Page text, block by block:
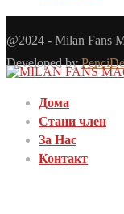
@2024 - Milan Fans
Developed by
Дома
Стани член
За Нас
Контакт